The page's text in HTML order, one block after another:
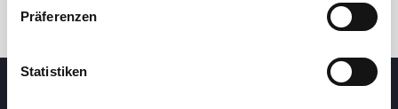
Präferenzen
Statistiken